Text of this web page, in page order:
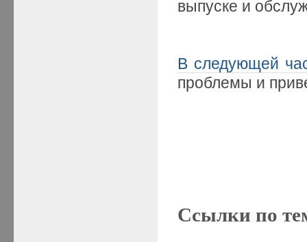
выпуске и
В следующей
проблемы и
Ссылки по